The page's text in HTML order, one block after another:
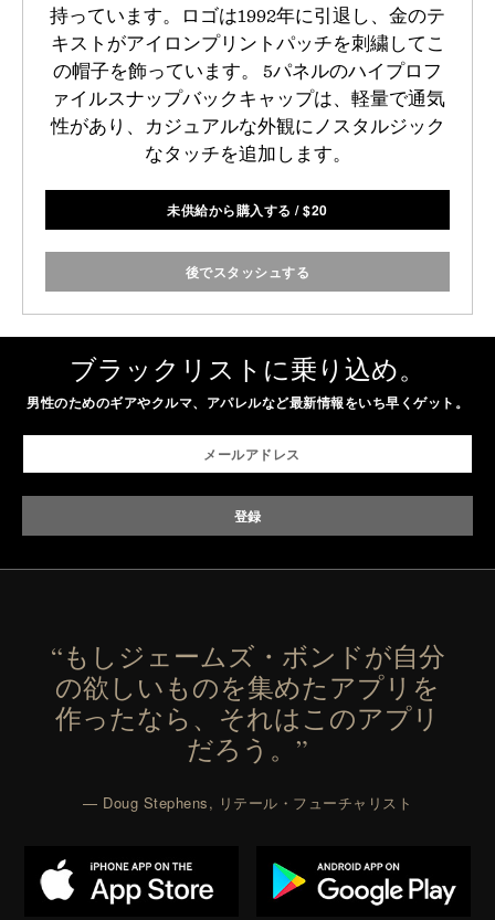
持っています。ロゴは1992年に引退し、金のテ
キストがアイロンプリントパッチを刺繍してこ
の帽子を飾っています。 5パネルのハイプロフ
ァイルスナップバックキャップは、軽量で通気
性があり、カジュアルな外観にノスタルジック
なタッチを追加します。
未供給から購入する /$20
後でスタッシュする
ブラックリストに乗り込め。
男性のためのギアやクルマ、アパレルなど最新情報をいち早くゲット。
“もしジェームズ・ボンドが自分
の欲しいものを集めたアプリを
作ったなら、それはこのアプリ
だろう。”
— Doug Stephens, リテール・フューチャリスト